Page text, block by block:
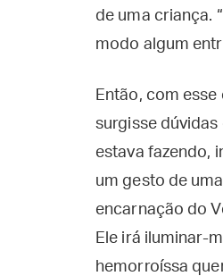
de uma criança.
modo algum
Então, com
surgisse
estava fazendo,
um gesto de
encarnação do
Ele irá iluminar-
hemorroíssa